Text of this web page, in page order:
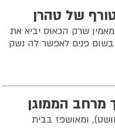
של טהרן
שרק הכאוס יביא את
בשום פנים לאפשר לה נשק
מרחב הממוגן
הוושט), ומאושפז בבית